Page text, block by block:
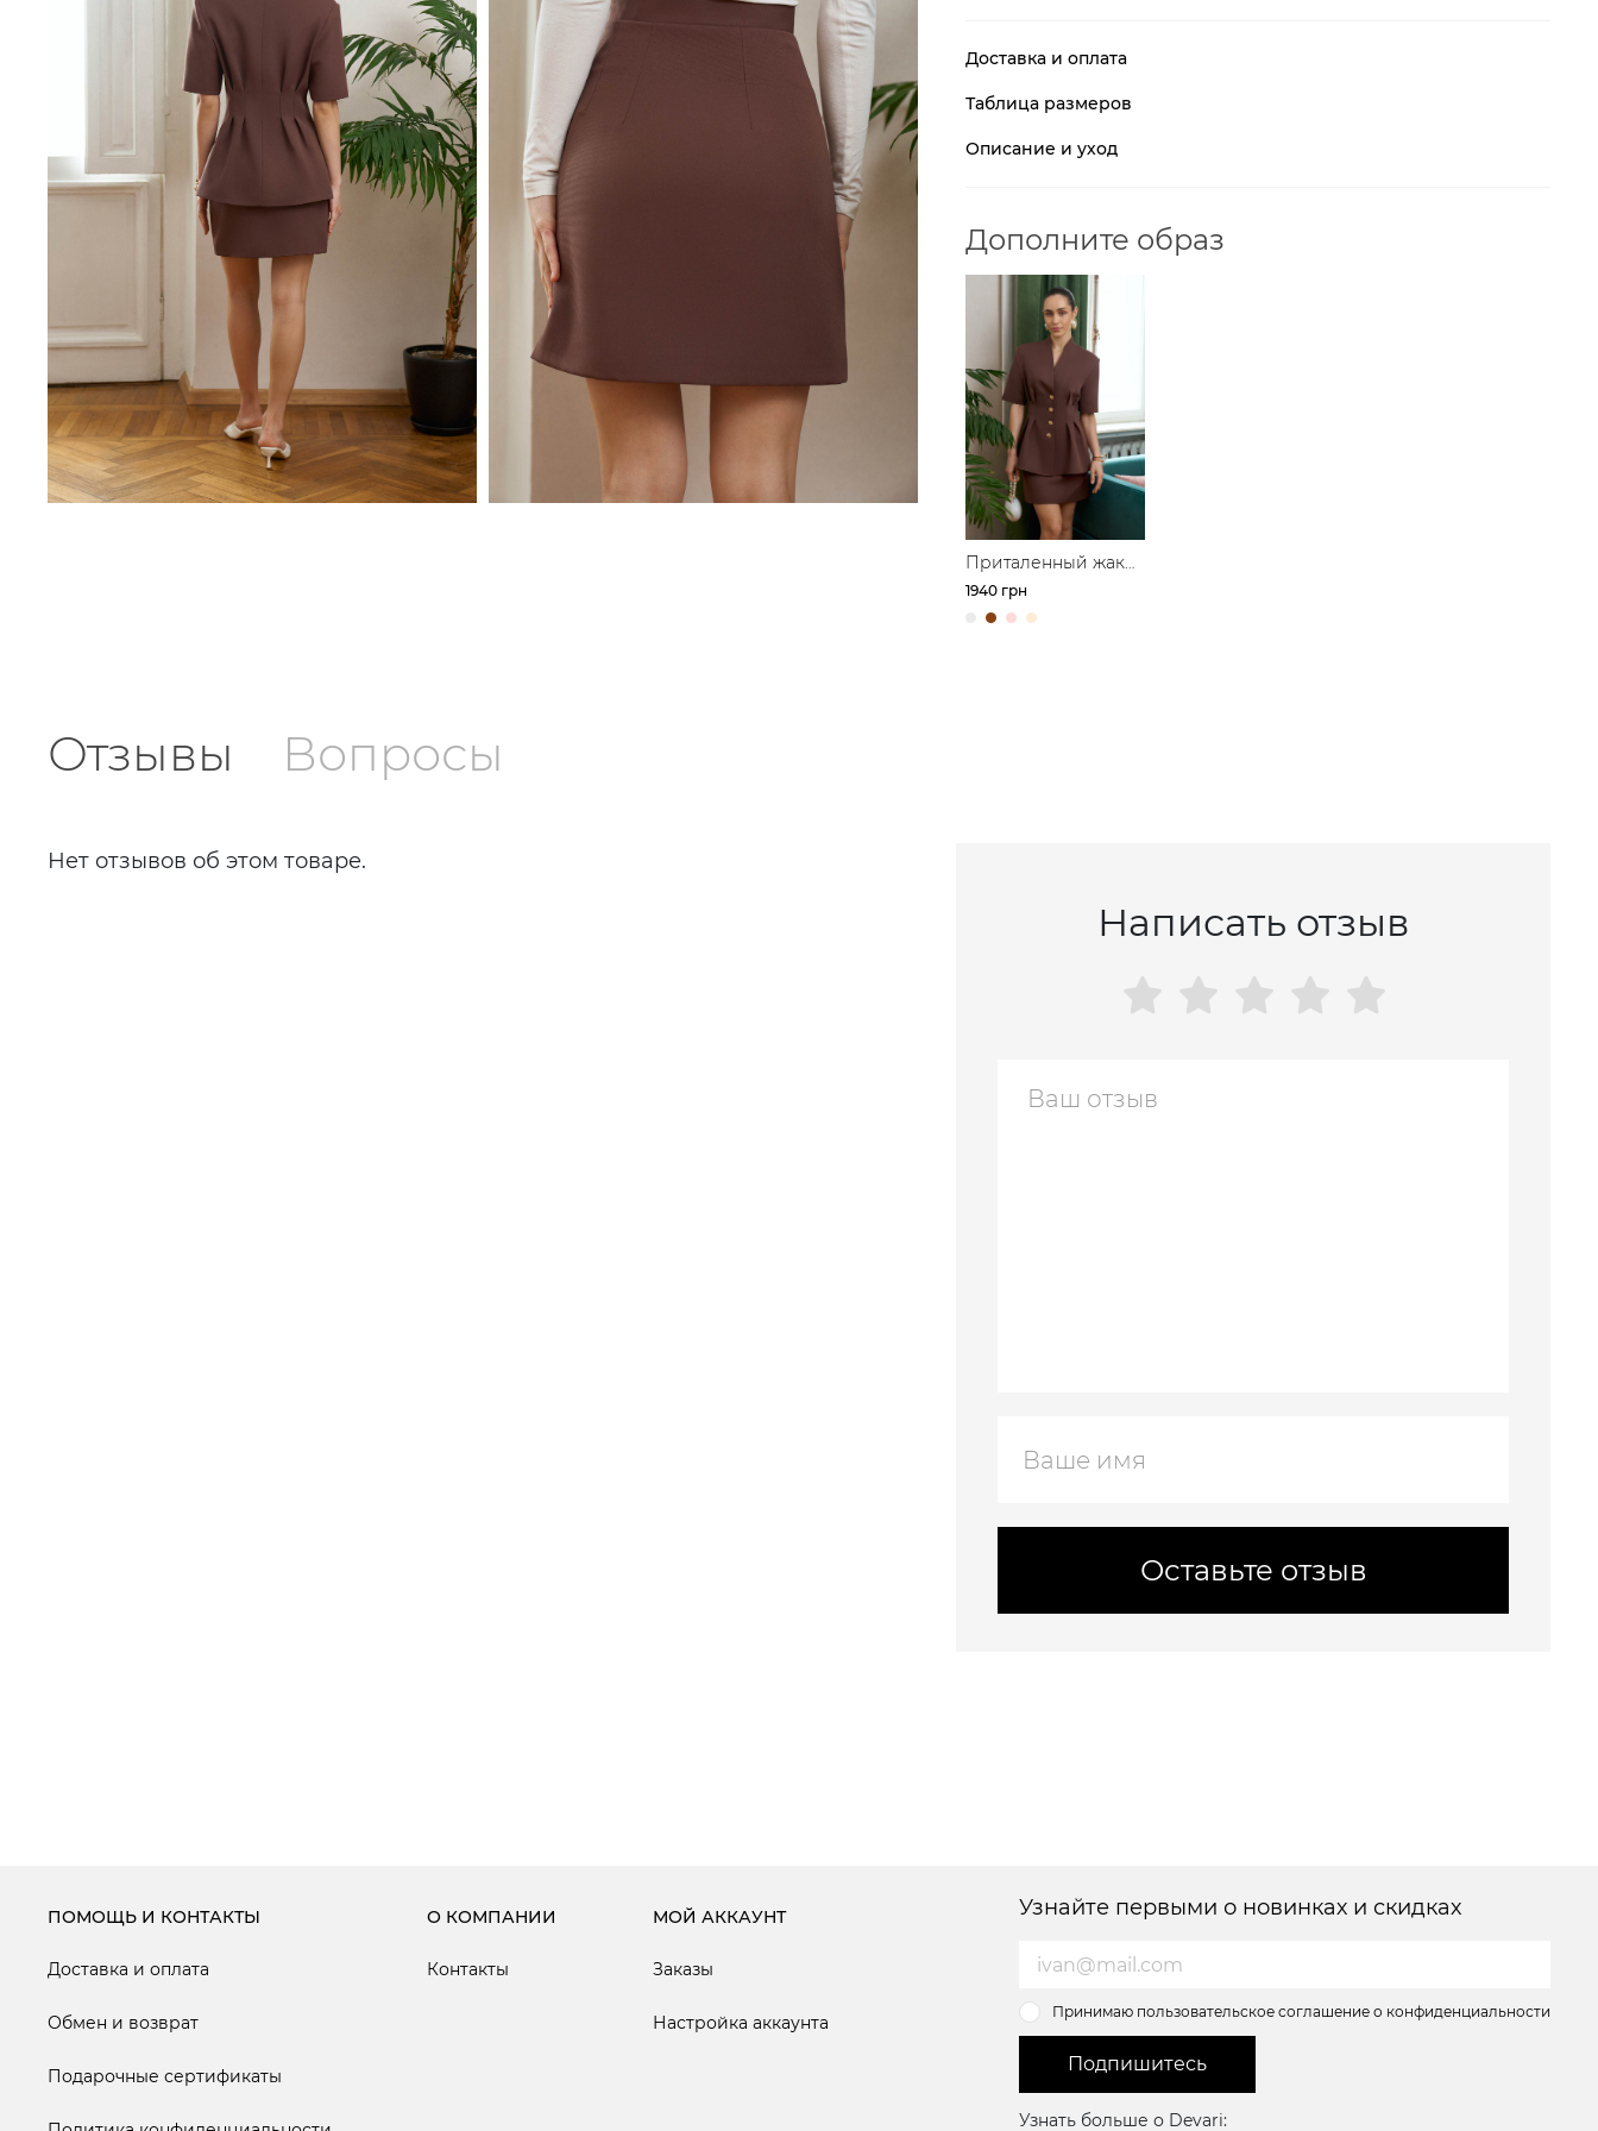
Доставка и оплата
Таблица размеров
Описание и уход
Дополните образ
Приталенный жакет
с акцентной талией
1940 грн
Отзывы Вопросы
Нет отзывов об этом товаре.
Написать отзыв
Оставьте отзыв
ПОМОЩЬ И КОНТАКТЫ
Доставка и оплата
Обмен и возврат
Подарочные сертификаты
О КОМПАНИИ
Контакты
МОЙ АККАУНТ
Заказы
Настройка аккаунта
Узнайте первыми о новинках и скидках
Принимаю пользовательское соглашение о конфиденциальности
Подпишитесь
Узнать больше о Devari: